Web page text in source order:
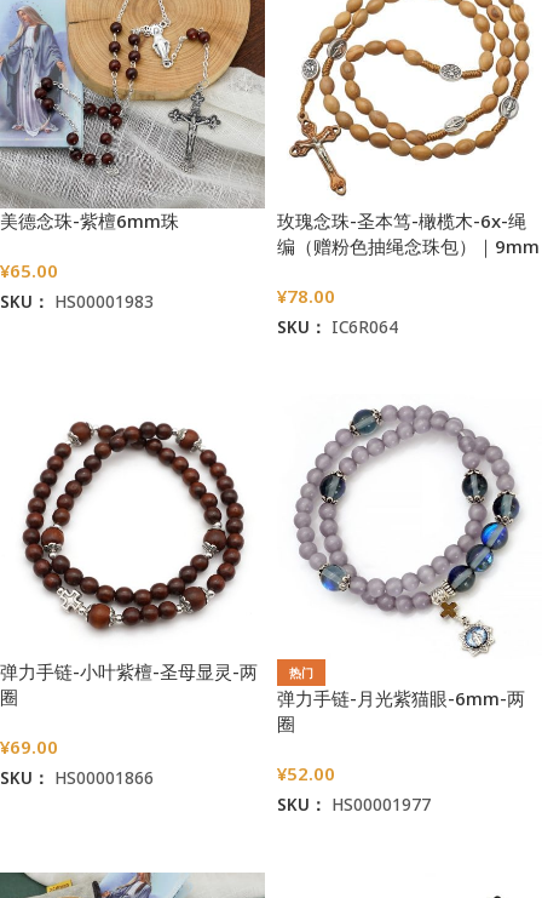
美德念珠-紫檀6mm珠
¥65.00
SKU： HS00001983
玫瑰念珠-圣本笃-橄榄木-6x-绳
编（赠粉色抽绳念珠包）｜9mm
¥78.00
SKU： IC6R064
弹力手链-小叶紫檀-圣母显灵-两
圈
¥69.00
SKU： HS00001866
热门
弹力手链-月光紫猫眼-6mm-两
圈
¥52.00
SKU： HS00001977